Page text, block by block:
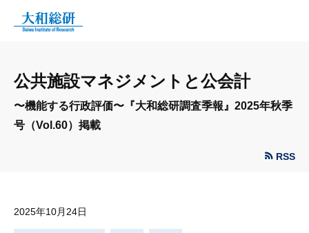
公共施設マネジメントと公会計
〜機能する行政評価〜『大和総研調査季報』2025年秋季
号（Vol.60）掲載
RSS
2025年10月24日